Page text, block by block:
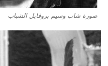
صورة شاب وسيم بروفايل الشباب